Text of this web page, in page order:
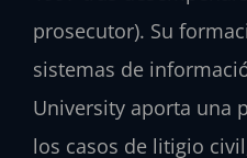
prosecutor). Su
sistemas de
University aporta una
los casos de litigio